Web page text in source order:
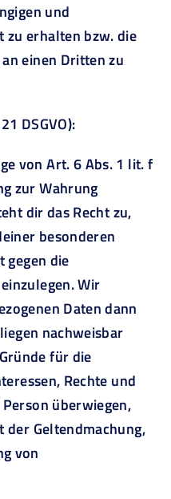
und
zu erhalten bzw. die
einen Dritten zu
DSGVO):
von Art. 6 Abs. 1 lit. f
zur Wahrung
dir das Recht zu,
besonderen
gegen die
Wir
Daten dann
nachweisbar
für die
Rechte und
überwiegen,
Geltendmachung,
von